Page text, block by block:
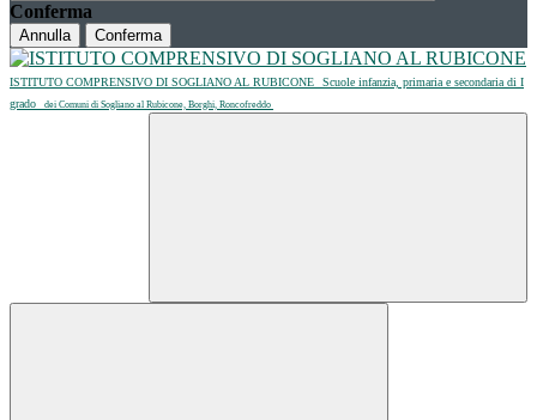
Conferma
Annulla Conferma
ISTITUTO COMPRENSIVO DI SOGLIANO AL RUBICONE
Scuole infanzia, primaria e secondaria di I
grado
dei Comuni di Sogliano al Rubicone, Borghi, Roncofreddo